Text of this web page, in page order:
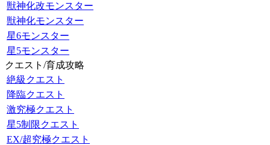
獣神化改モンスター
獣神化モンスター
星6モンスター
星5モンスター
クエスト/育成攻略
絶級クエスト
降臨クエスト
激究極クエスト
星5制限クエスト
EX/超究極クエスト